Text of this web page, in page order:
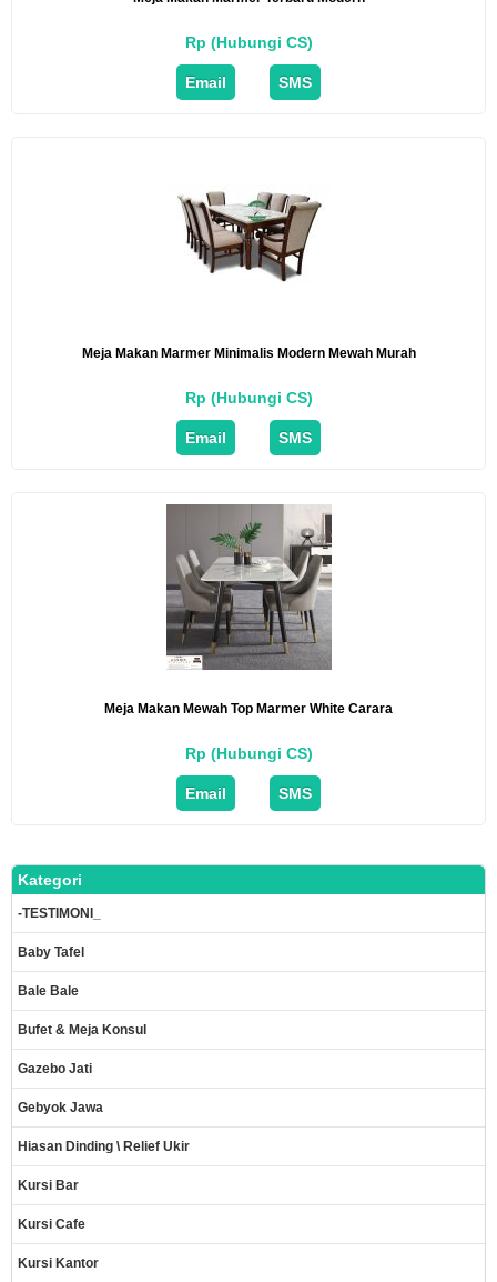
Rp (Hubungi CS)
Email SMS
Meja Makan Marmer Minimalis Modern Mewah Murah
Rp (Hubungi CS)
Email SMS
Meja Makan Mewah Top Marmer White Carara
Rp (Hubungi CS)
Email SMS
Kategori
-TESTIMONI_
Baby Tafel
Bale Bale
Bufet & Meja Konsul
Gazebo Jati
Gebyok Jawa
Hiasan Dinding \ Relief Ukir
Kursi Bar
Kursi Cafe
Kursi Kantor